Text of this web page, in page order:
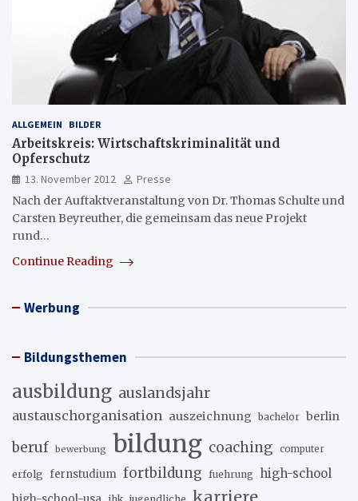
ALLGEMEIN BILDER
Arbeitskreis: Wirtschaftskriminalität und
Opferschutz
13. November 2012
Presse
Nach der Auftaktveranstaltung von Dr. Thomas Schulte und
Carsten Beyreuther, die gemeinsam das neue Projekt
rund…
Continue Reading
Werbung
Bildungsthemen
ausbildung auslandsjahr
austauschorganisation auszeichnung bachelor berlin
beruf bewerbung bildung coaching computer
erfolg fernstudium fortbildung fuehrung high-school
karriere